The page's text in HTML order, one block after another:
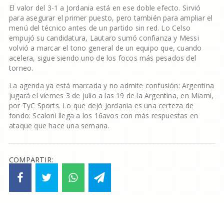
El valor del 3-1 a Jordania está en ese doble efecto. Sirvió
para asegurar el primer puesto, pero también para ampliar el
menú del técnico antes de un partido sin red. Lo Celso
empujó su candidatura, Lautaro sumó confianza y Messi
volvió a marcar el tono general de un equipo que, cuando
acelera, sigue siendo uno de los focos más pesados del
torneo.
La agenda ya está marcada y no admite confusión: Argentina
jugará el viernes 3 de julio a las 19 de la Argentina, en Miami,
por TyC Sports. Lo que dejó Jordania es una certeza de
fondo: Scaloni llega a los 16avos con más respuestas en
ataque que hace una semana.
COMPARTIR: